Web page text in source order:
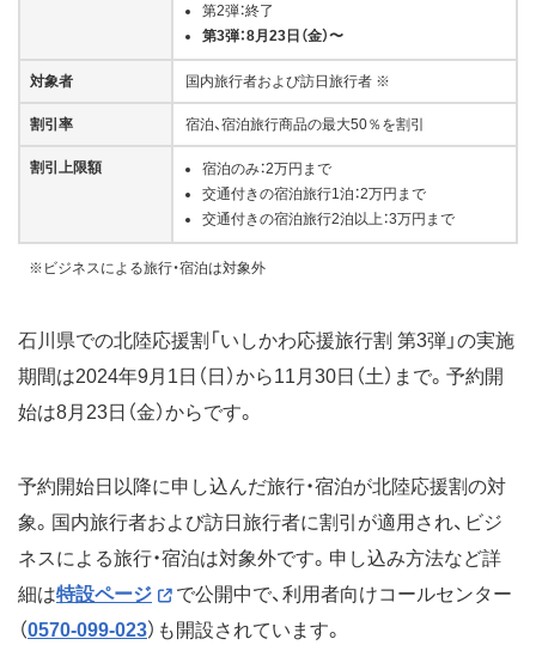
第2弾：終了
第3弾：8月23日（金）〜
対象者 国内旅行者および訪日旅行者 ※
割引率 宿泊、宿泊旅行商品の最大50％を割引
割引上限額
宿泊のみ：2万円まで
交通付きの宿泊旅行1泊：2万円まで
交通付きの宿泊旅行2泊以上：3万円まで
※ビジネスによる旅行・宿泊は対象外
石川県での北陸応援割「いしかわ応援旅行割 第3弾」の実施
期間は2024年9月1日（日）から11月30日（土）まで。予約開
始は8月23日（金）からです。
予約開始日以降に申し込んだ旅行・宿泊が北陸応援割の対
象。国内旅行者および訪日旅行者に割引が適用され、ビジ
ネスによる旅行・宿泊は対象外です。 申し込み方法など詳
細は特設ページ
で公開中で、利用者向けコールセンター
（0570-099-023）も開設されています。